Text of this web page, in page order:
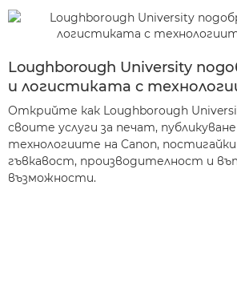
Loughborough University
и логистиката с
Открийте как Loughborough
своите услуги за печат,
технологиите на Canon,
гъвкавост, производителност и
възможности.